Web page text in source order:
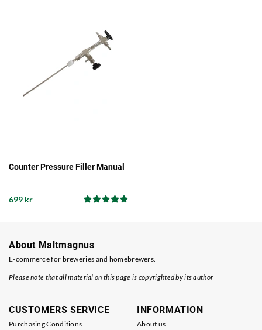
Counter Pressure Filler Manual
699 kr
About Maltmagnus
E-commerce for breweries and homebrewers.
Please note that all material on this page is copyrighted by its author
CUSTOMERS SERVICE
Purchasing Conditions
INFORMATION
About us